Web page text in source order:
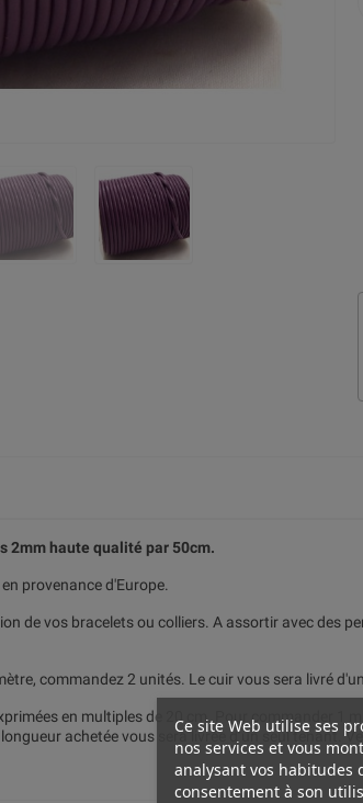
2mm haute qualité par 50cm.
provenance d'Europe.
de vos bracelets ou colliers. A assortir avec des
commandez 2 unités. Le cuir vous sera livré
en multiples de 20 cm. Pour commander 1 m
achetée vous sera livrée d’un seul tenant.
Ce site Web utilise ses
nos services et vous
analysant vos habitudes
consentement à son